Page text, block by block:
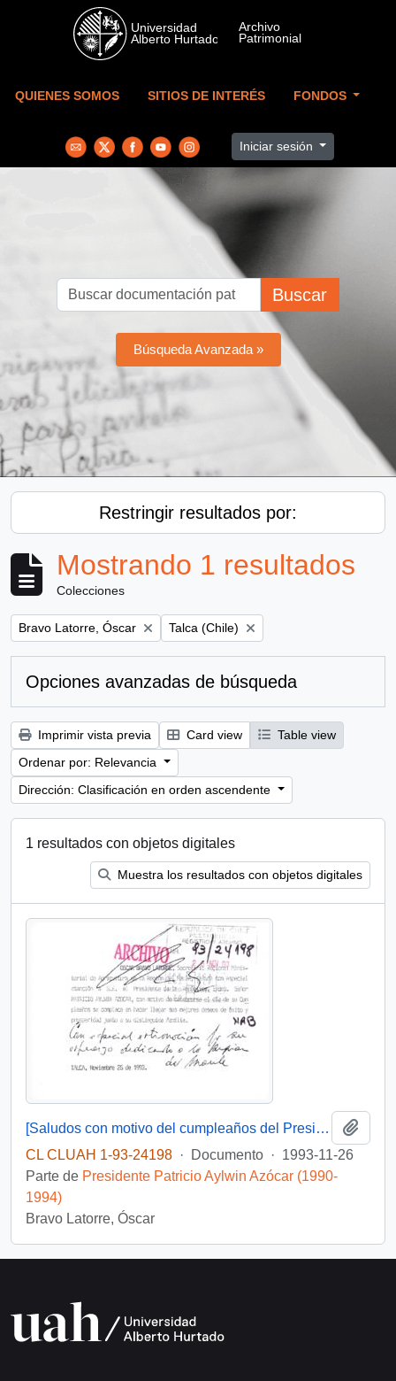
Skip to main content
QUIENES SOMOS SITIOS DE INTERÉS FONDOS
Iniciar sesión
Buscar
Búsqueda Avanzada »
Restringir resultados por:
Mostrando 1 resultados
Colecciones
Remove filter:
Bravo Latorre, Óscar Remove filter:
Talca (Chile)
Opciones avanzadas de búsqueda
Imprimir vista previa Card view
Table view
Ordenar por: Relevancia
Dirección: Clasificación en orden ascendente
1 resultados con objetos digitales
Muestra los resultados con objetos digitales
[Saludos con motivo del cumpleaños del Presidente]
CL CLUAH 1-93-24198 · Documento · 1993-11-26
Parte de Presidente Patricio Aylwin Azócar (1990-
1994)
Bravo Latorre, Óscar